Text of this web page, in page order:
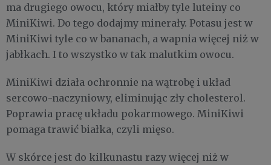
ma drugiego owocu, który miałby tyle luteiny co
MiniKiwi. Do tego dodajmy minerały. Potasu jest w
MiniKiwi tyle co w bananach, a wapnia więcej niż w
jabłkach. I to wszystko w tak malutkim owocu.
MiniKiwi działa ochronnie na wątrobę i układ
sercowo-naczyniowy, eliminując zły cholesterol.
Poprawia pracę układu pokarmowego. MiniKiwi
pomaga trawić białka, czyli mięso.
W skórce jest do kilkunastu razy więcej niż w